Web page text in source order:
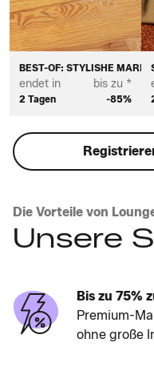
BEST-OF: STYLISHE
endet in
2 Tagen
bis zu *
-85%
Die Vorteile von
Unsere
Bis zu 75%
Premium-
ohne große